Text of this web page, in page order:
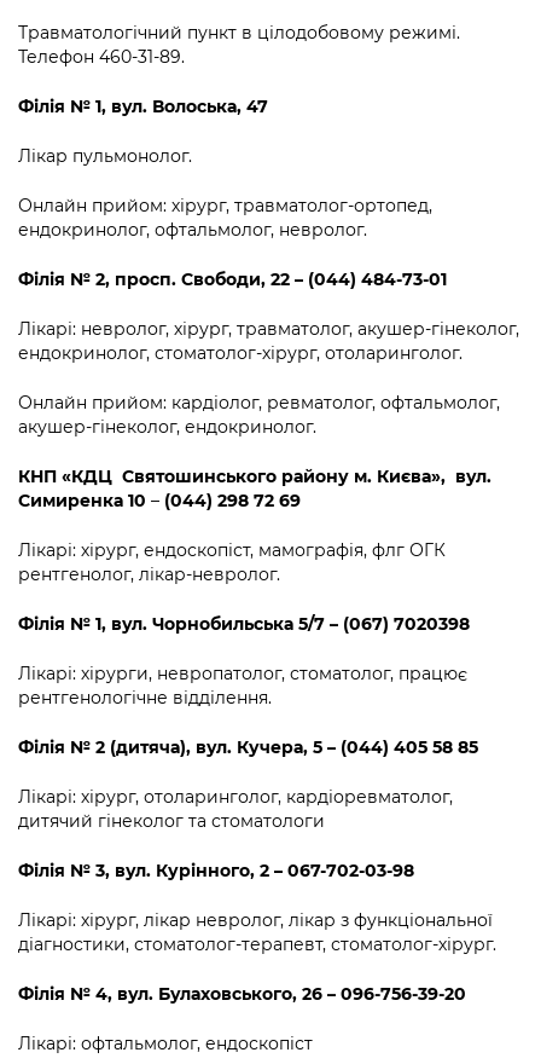
Травматологічний пункт в цілодобовому режимі.
Телефон 460-31-89.
Філія № 1, вул. Волоська, 47
Лікар пульмонолог.
Онлайн прийом: хірург, травматолог-ортопед,
ендокринолог, офтальмолог, невролог.
Філія № 2, просп. Свободи, 22 – (044) 484-73-01
Лікарі: невролог, хірург, травматолог, акушер-гінеколог,
ендокринолог, стоматолог-хірург, отоларинголог.
Онлайн прийом: кардіолог, ревматолог, офтальмолог,
акушер-гінеколог, ендокринолог.
КНП «КДЦ Святошинського району м. Києва», вул.
Симиренка 10 – (044) 298 72 69
Лікарі: хірург, ендоскопіст, мамографія, флг ОГК
рентгенолог, лікар-невролог.
Філія № 1, вул. Чорнобильська 5/7 – (067) 7020398
Лікарі: хірурги, невропатолог, стоматолог, працює
рентгенологічне відділення.
Філія № 2 (дитяча), вул. Кучера, 5 – (044) 405 58 85
Лікарі: хірург, отоларинголог, кардіоревматолог,
дитячий гінеколог та стоматологи
Філія № 3, вул. Курінного, 2 – 067-702-03-98
Лікарі: хірург, лікар невролог, лікар з функціональної
діагностики, стоматолог-терапевт, стоматолог-хірург.
Філія № 4, вул. Булаховського, 26 – 096-756-39-20
Лікарі: офтальмолог, ендоскопіст